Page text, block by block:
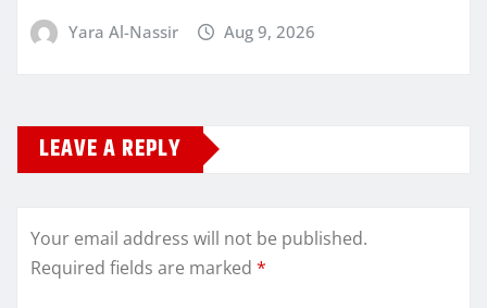
Yara Al-Nassir Aug 9, 2026
LEAVE A REPLY
Your email address will not be published.
Required fields are marked *